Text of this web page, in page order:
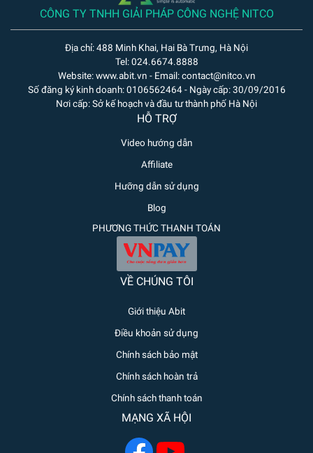
CÔNG TY TNHH GIẢI PHÁP CÔNG NGHỆ NITCO
Địa chỉ: 488 Minh Khai, Hai Bà Trưng, Hà Nội
Tel: 024.6674.8888
Website: www.abit.vn - Email: contact@nitco.vn
Số đăng ký kinh doanh: 0106562464 - Ngày cấp: 30/09/2016
Nơi cấp: Sở kế hoạch và đầu tư thành phố Hà Nội
HỖ TRỢ
Video hướng dẫn
Affiliate
Hưỡng dẫn sử dụng
Blog
PHƯƠNG THỨC THANH TOÁN
VỀ CHÚNG TÔI
Giới thiệu Abit
Điều khoản sử dụng
Chính sách bảo mật
Chính sách hoàn trả
Chính sách thanh toán
MẠNG XÃ HỘI